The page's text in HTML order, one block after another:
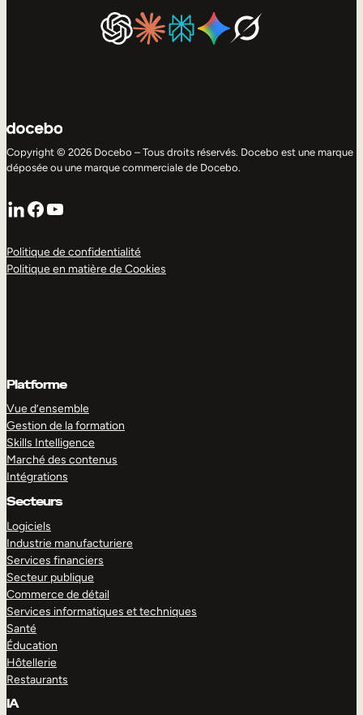
Copyright © 2026 Docebo – Tous droits réservés. Docebo est une marque
déposée ou une marque commerciale de Docebo.
LinkedIn
Facebook
YouTube
Politique de confidentialité
Politique en matière de Cookies
Platforme
Vue d’ensemble
Gestion de la formation
Skills Intelligence
Marché des contenus
Intégrations
Secteurs
Logiciels
Industrie manufacturiere
Services financiers
Secteur publique
Commerce de détail
Services informatiques et techniques
Santé
Éducation
Hôtellerie
Restaurants
IA